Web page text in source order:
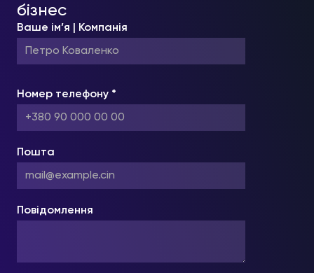
бізнес
Ваше ім’я | Компанія
Номер телефону *
Пошта
Повідомлення